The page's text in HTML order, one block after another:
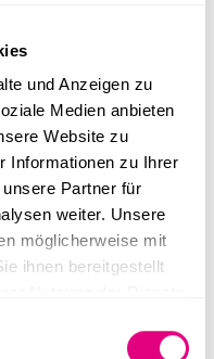
und Anzeigen zu
Medien anbieten
Website zu
Informationen zu Ihrer
Partner für
weiter. Unsere
möglicherweise mit
ihnen bereitgestellt